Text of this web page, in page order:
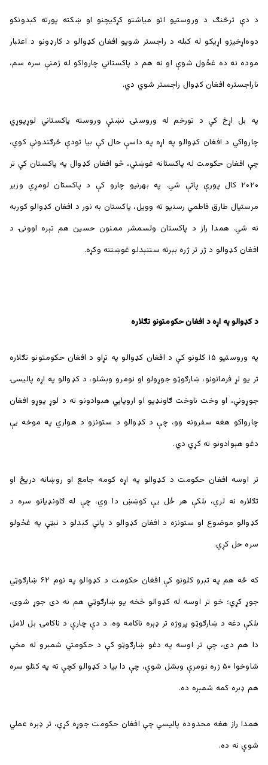
د دې ترڅنګ د وروستیو اتو میاشتو کړکیچنو او ښکته پورته کېدونکو
دوه‌اړخیزو اړیکو له کبله د راجستر شويو افغان کډوالو د کارډونو د اعتبار
موده نه ده غځول شوې او نه هم د پاکستاني چارواکو له ژمنې سره سم،
ناراجستره افغان کډوال راجستر شوي دي.
په بل اړخ کې د تورخم له وروستۍ نښتې وروسته پاکستاني لوړپوړي
چارواکي د افغان کډوالو په اړه په داسې حال کې بیا تودې څرګندونې کوي،
چې افغان حکومت له پاکستانه غوښتي، څو افغان کډوال په پاکستان کې تر
۲۰۲۰ کال پورې پاتې شي. په بهرنیو چارو کې د پاکستان لومړي وزیر
مرستیال طارق فاطمي رسنیو ته وویل، پاکستان به نور د افغان کډوالو کوربه
نه شي. همدا راز د پاکستان ولسمشر ممنون حسین هم تېره اوونۍ د
افغان کډوالو د ژر تر ژره بېرته ستنېدلو غوښتنه وکړه.
د کډوالو په اړه د افغان حکومتونو تګلاره
په وروستیو ۱۵ کلونو کې د افغان کډوالو په تړاو د افغان حکومتونو تګلاره
تر یو لړ فرمانونو، ښارګوټو جوړولو او نومرو وېشلو، د کډوالو په اړه پالیسۍ
جوړونې، او وخت ناوخت ګاونډیو او اروپايي هېوادونو ته د لوړ پوړو افغان
چارواکو هغه سفرونه وو، چې د کډوالو د ستونزو د هواري په موخه یې
دغو هېوادونو ته کړي دي.
تر اوسه افغان حکومت د کډوالو په اړه کومه جامع او روښانه دریځ او
تګلاره نه لري، بلکې هر ځل یې کوښښ دا وي، چې له ګاونډیانو سره د
کډوالو موضوع او ستونزه د افغان کډوالو د پاتې کېدلو د نېټې په غځولو
سره حل کړي.
که څه هم په تېرو کلونو کې افغان حکومت د کډوالو په نوم ۶۲ ښارګوټي
جوړ کړي؛ خو تر اوسه له کډوالو څخه یو ښارګوټي هم نه دی جوړ شوی،
بلکې دغه د ښارګوټو پروژه تر ډېره ناکامه وه. د دې چارې د ناکامۍ بل لامل
دا هم دی، چې تر اوسه په دغو ښارګوټو کې د حکومتي شمېرو له مخې
شاوخوا ۵۰ زره نومرې وېشل شوې، چې دا بیا د کډوالو کچې ته په کتلو سره
هم ډېره کمه شمېره ده.
همدا راز هغه محدوده پالیسي چې افغان حکومت جوړه کړې، تر ډېره عملي
شوې نه ده.